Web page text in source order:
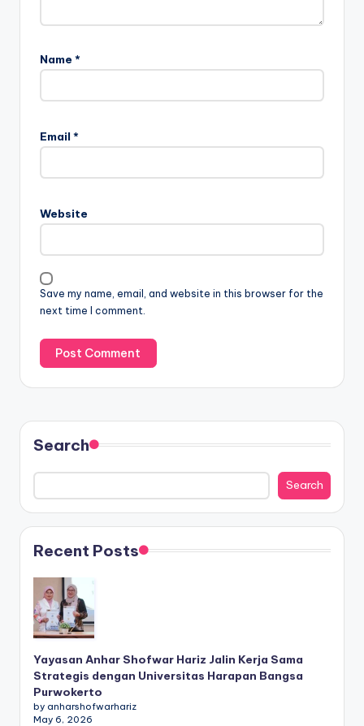
Name *
Email *
Website
Save my name, email, and website in this browser for the
next time I comment.
Search
Search
Recent Posts
Yayasan Anhar Shofwar Hariz Jalin Kerja Sama
Strategis dengan Universitas Harapan Bangsa
Purwokerto
by anharshofwarhariz
May 6, 2026